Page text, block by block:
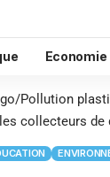
Economie
Pollution
collecteurs de